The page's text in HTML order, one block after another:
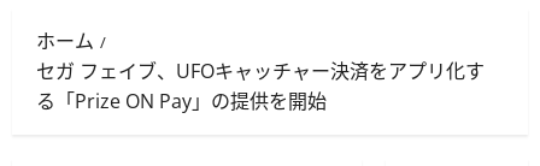
ホーム
セガ フェイブ、UFOキャッチャー決済をアプリ化す
る「Prize ON Pay」の提供を開始